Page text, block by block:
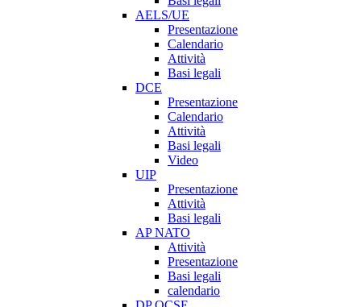
AELS/UE
Presentazione
Calendario
Attività
Basi legali
DCE
Presentazione
Calendario
Attività
Basi legali
Video
UIP
Presentazione
Attività
Basi legali
AP NATO
Attività
Presentazione
Basi legali
calendario